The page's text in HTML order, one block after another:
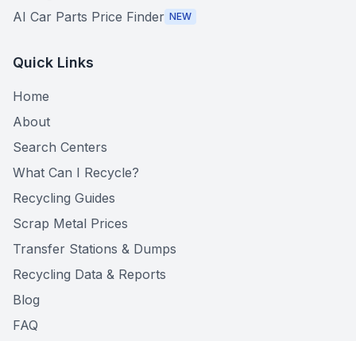
AI Car Parts Price Finder NEW
Quick Links
Home
About
Search Centers
What Can I Recycle?
Recycling Guides
Scrap Metal Prices
Transfer Stations & Dumps
Recycling Data & Reports
Blog
FAQ